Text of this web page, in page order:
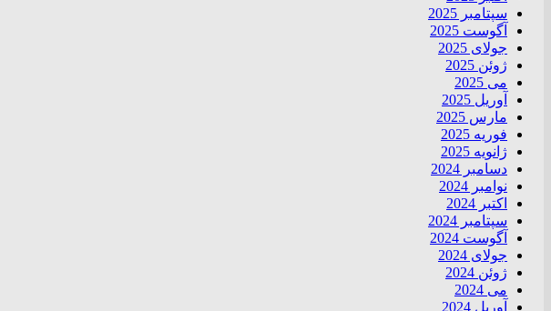
سپتامبر 2025
آگوست 2025
جولای 2025
ژوئن 2025
می 2025
آوریل 2025
مارس 2025
فوریه 2025
ژانویه 2025
دسامبر 2024
نوامبر 2024
اکتبر 2024
سپتامبر 2024
آگوست 2024
جولای 2024
ژوئن 2024
می 2024
آوریل 2024